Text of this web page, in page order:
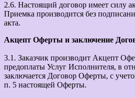
2.6. Настоящий договор имеет силу
Приемка производится без
акта.
Акцепт Оферты и заключение
3.1. Заказчик производит Акцепт
предоплаты Услуг Исполнителя, в
заключается Договор Оферты, с
п. 5 настоящей Оферты.